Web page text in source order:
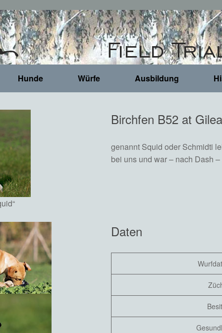
Hunde Würfe Ausbildung
Birchfen B52 at
genannt Squid oder Schmidti
bei uns und war – nach Dash
Daten